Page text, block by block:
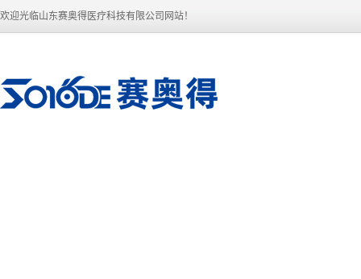
欢迎光临山东赛奥得医疗科技有限公司网站！